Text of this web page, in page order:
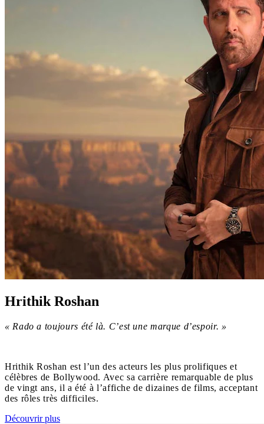
Hrithik Roshan
« Rado a toujours été là. C’est une marque d’espoir. »
Hrithik Roshan est l’un des acteurs les plus prolifiques et
célèbres de Bollywood. Avec sa carrière remarquable de plus
de vingt ans, il a été à l’affiche de dizaines de films, acceptant
des rôles très difficiles.
Découvrir plus